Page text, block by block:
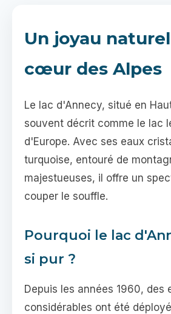
Un joyau
cœur des Alpes
Le lac d'Annecy, situé en
souvent décrit comme le lac
d'Europe. Avec ses eaux
turquoise, entouré de
majestueuses, il offre un
couper le souffle.
Pourquoi le lac
si pur ?
Depuis les années 1960, des
considérables ont été